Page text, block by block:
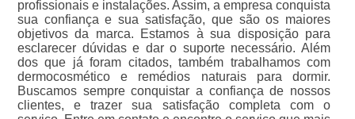
profissionais e instalações. Assim, a empresa conquista
sua confiança e sua satisfação, que são os maiores
objetivos da marca. Estamos à sua disposição para
esclarecer dúvidas e dar o suporte necessário. Além
dos que já foram citados, também trabalhamos com
dermocosmético e remédios naturais para dormir.
Buscamos sempre conquistar a confiança de nossos
clientes, e trazer sua satisfação completa com o